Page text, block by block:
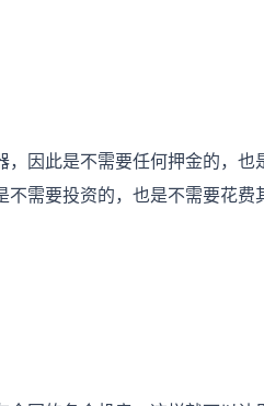
此是不需要任何押金的，也
需要投资的，也是不需要花费